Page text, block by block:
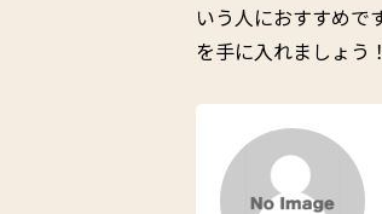
いう人におすすめで
を手に入れましょう！